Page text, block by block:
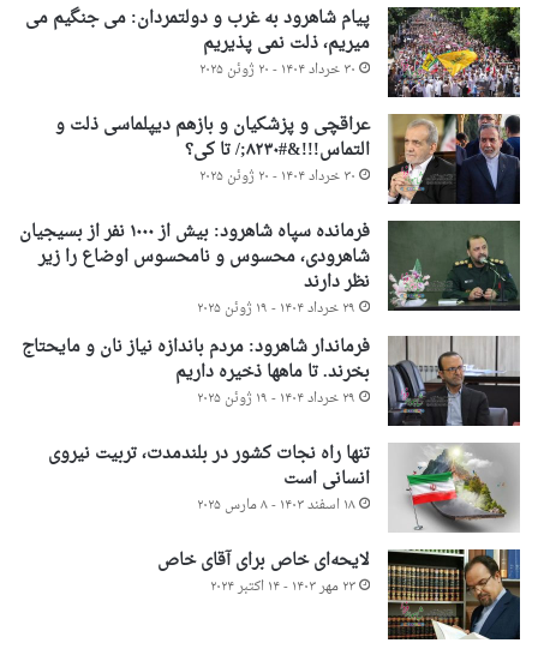
پیام شاهرود به غرب و دولتمردان: می جنگیم می
میریم، ذلت نمی پذیریم
۳۰ خرداد ۱۴۰۴ - ۲۰ ژوئن ۲۰۲۵
عراقچی و پزشکیان و بازهم دیپلماسی ذلت و
التماس!!!&#۸۲۳۰;/ تا کی؟
۳۰ خرداد ۱۴۰۴ - ۲۰ ژوئن ۲۰۲۵
فرمانده سپاه شاهرود: بیش از ۱۰۰۰ نفر از بسیجیان
شاهرودی، محسوس و نامحسوس اوضاع را زیر
نظر دارند
۲۹ خرداد ۱۴۰۴ - ۱۹ ژوئن ۲۰۲۵
فرماندار شاهرود: مردم باندازه نیاز نان و مایحتاج
بخرند. تا ماهها ذخیره داریم
۲۹ خرداد ۱۴۰۴ - ۱۹ ژوئن ۲۰۲۵
تنها راه نجات کشور در بلندمدت، تربیت نیروی
انسانی است
۱۸ اسفند ۱۴۰۳ - ۸ مارس ۲۰۲۵
لایحه‌ای خاص برای آقای خاص
۲۳ مهر ۱۴۰۳ - ۱۴ اکتبر ۲۰۲۴